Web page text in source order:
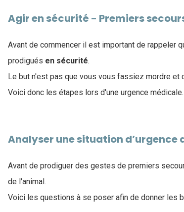
Agir en sécurité - Premiers
Avant de commencer il est important de rappeler
prodigués en sécurité.
Le but n'est pas que vous vous fassiez mordre et
Voici donc les étapes lors d'une urgence médicale.
Analyser une situation d’urgence
Avant de prodiguer des gestes de premiers
de l'animal.
Voici les questions à se poser afin de donner les